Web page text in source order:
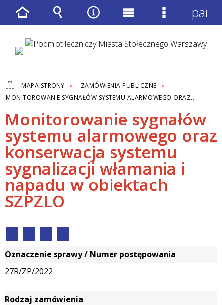
MAPA STRONY
ZAMÓWIENIA PUBLICZNE
MONITOROWANIE SYGNAŁÓW SYSTEMU ALARMOWEGO ORAZ...
Monitorowanie sygnałów
systemu alarmowego oraz
konserwacja systemu
sygnalizacji włamania i
napadu w obiektach
SZPZLO
Oznaczenie sprawy / Numer postępowania
27R/ZP/2022
Rodzaj zamówienia
Strona
główna
Wyszukiwarka
Narzędzia
Menu
główne
Menu
panel